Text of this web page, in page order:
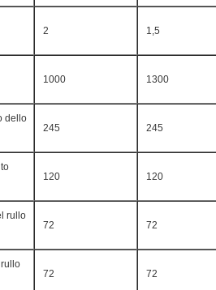
2 1,5
1000 1300
dello
245 245
120 120
rullo
72 72
72 72